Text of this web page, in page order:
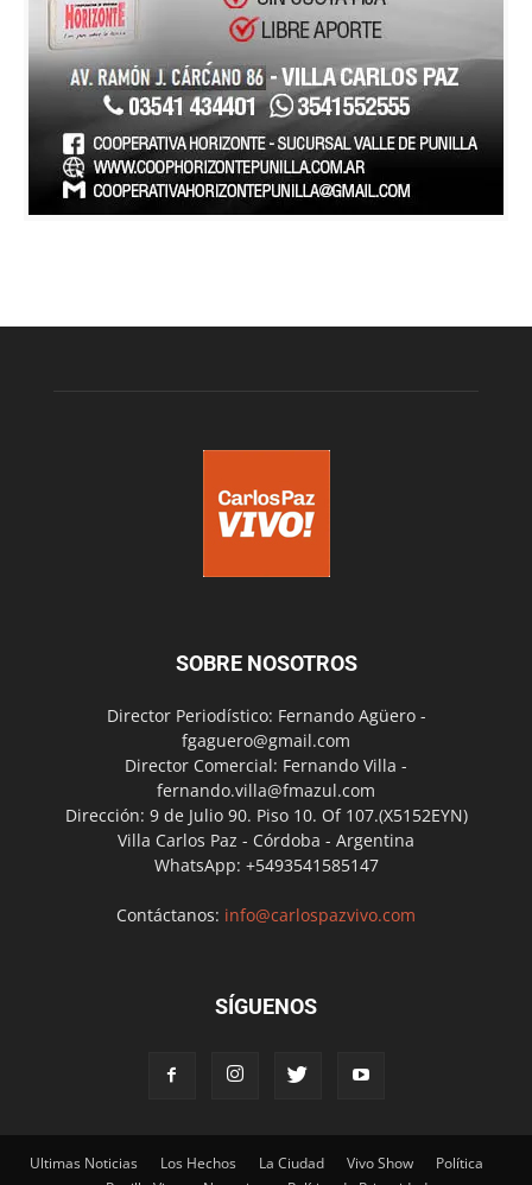
SOBRE NOSOTROS
Director Periodístico: Fernando Agüero -
fgaguero@gmail.com
Director Comercial: Fernando Villa -
fernando.villa@fmazul.com
Dirección: 9 de Julio 90. Piso 10. Of 107.(X5152EYN)
Villa Carlos Paz - Córdoba - Argentina
WhatsApp: +5493541585147
Contáctanos: info@carlospazvivo.com
SÍGUENOS
Ultimas Noticias Los Hechos La Ciudad Vivo Show
Política